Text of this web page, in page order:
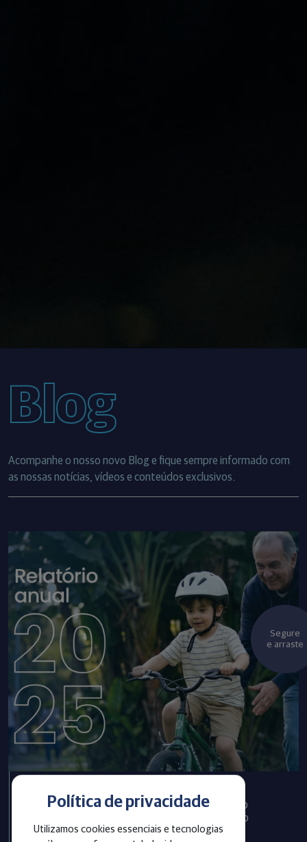
Política de privacidade
Utilizamos cookies essenciais e tecnologias
Blog
Acompanhe o nosso novo Blog e fique sempre informado com
as nossas notícias, vídeos e conteúdos exclusivos.
Infraprev publica Relatório
Anual com informações do
exercício 2025
Segure
e arraste